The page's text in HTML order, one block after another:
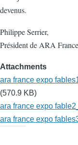
devenus.
Philippe Serrier,
Président de ARA
Attachments
ara france expo
(570.9 KB)
ara france expo
ara france expo